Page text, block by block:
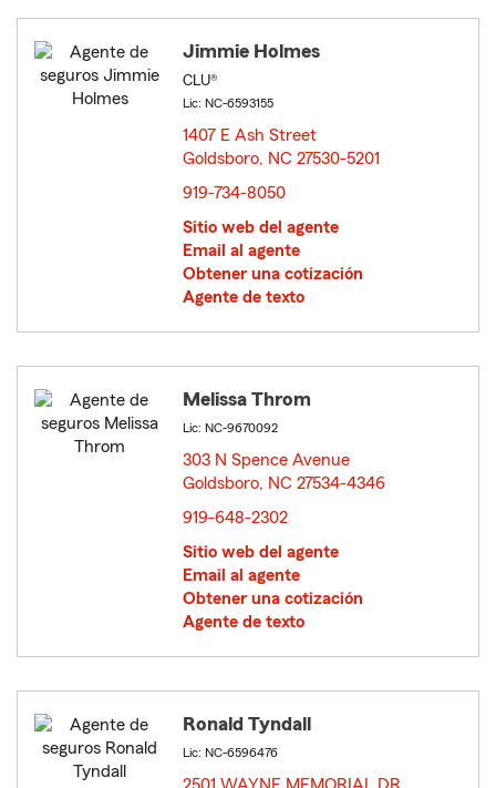
Jimmie Holmes
CLU®
Lic: NC-6593155
1407 E Ash Street
Goldsboro, NC 27530-5201
919-734-8050
Sitio web del agente
Email al agente
Obtener una cotización
Agente de texto
Melissa Throm
Lic: NC-9670092
303 N Spence Avenue
Goldsboro, NC 27534-4346
919-648-2302
Sitio web del agente
Email al agente
Obtener una cotización
Agente de texto
Ronald Tyndall
Lic: NC-6596476